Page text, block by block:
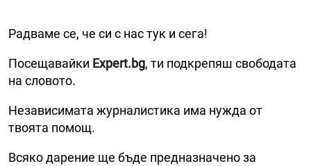
Радваме се, че си с нас тук и сега!
Посещавайки Expert.bg, ти подкрепяш свободата
на словото.
Независимата журналистика има нужда от
твоята помощ.
Всяко дарение ще бъде предназначено за